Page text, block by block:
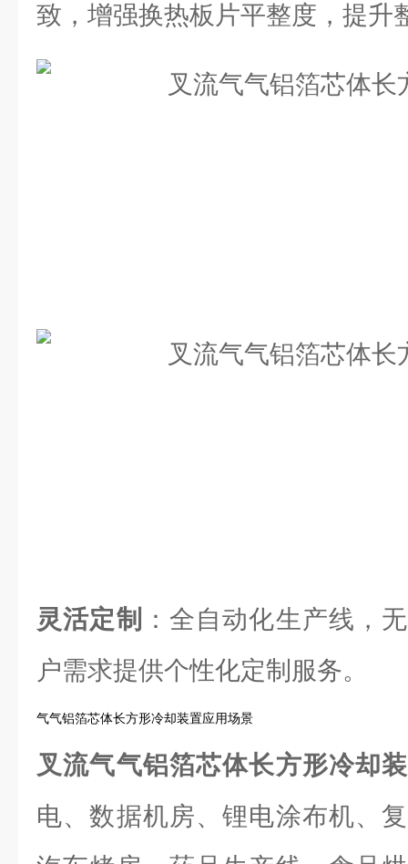
致，增强换热板片平整度，提升
灵活定制
：全自动化生产线，
户需求提供个性化定制服务。
气气铝箔芯体长方形冷却装置应用场景
叉流气气铝箔芯体长方形冷却
电、数据机房、锂电涂布机、